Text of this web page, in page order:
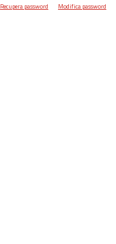
Recupera password Modifica password